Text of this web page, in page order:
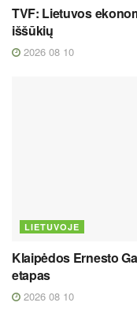
TVF: Lietuvos
iššūkių
2026 08 10
LIETUVOJE
Klaipėdos Ernesto
etapas
2026 08 10